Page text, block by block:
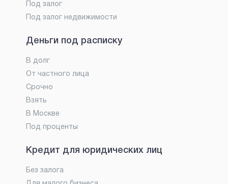
Под залог
Под залог недвижимости
Деньги под расписку
В долг
От частного лица
Срочно
Взять
В Москве
Под проценты
Кредит для юридических лиц
Без залога